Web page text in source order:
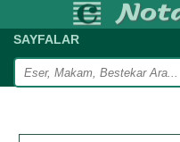
SAYFALAR